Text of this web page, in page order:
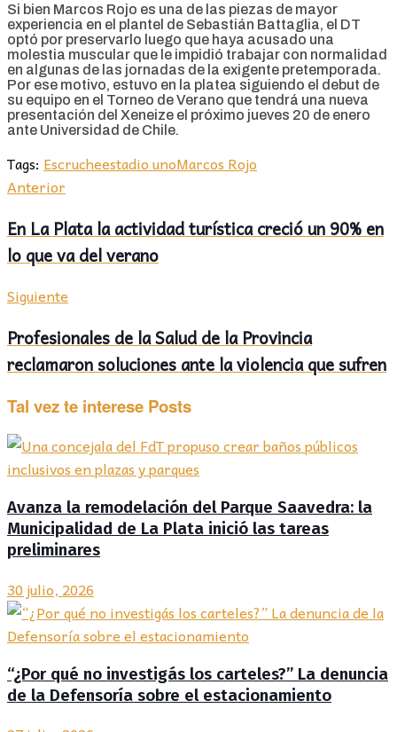
Si bien Marcos Rojo es una de las piezas de mayor
experiencia en el plantel de Sebastián Battaglia, el DT
optó por preservarlo luego que haya acusado una
molestia muscular que le impidió trabajar con normalidad
en algunas de las jornadas de la exigente pretemporada.
Por ese motivo, estuvo en la platea siguiendo el debut de
su equipo en el Torneo de Verano que tendrá una nueva
presentación del Xeneize el próximo jueves 20 de enero
ante Universidad de Chile.
Tags: Escrucheestadio unoMarcos Rojo
Anterior
En La Plata la actividad turística creció un 90% en
lo que va del verano
Siguiente
Profesionales de la Salud de la Provincia
reclamaron soluciones ante la violencia que sufren
Tal vez te interese Posts
Avanza la remodelación del Parque Saavedra: la
Municipalidad de La Plata inició las tareas
preliminares
30 julio, 2026
“¿Por qué no investigás los carteles?” La denuncia
de la Defensoría sobre el estacionamiento